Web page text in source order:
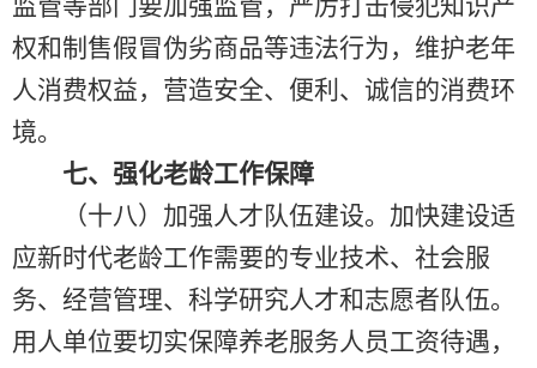
监管等部门要加强监管，严厉打击侵犯知识产
权和制售假冒伪劣商品等违法行为，维护老年
人消费权益，营造安全、便利、诚信的消费环
境。
七、强化老龄工作保障
（十八）加强人才队伍建设。加快建设适
应新时代老龄工作需要的专业技术、社会服
务、经营管理、科学研究人才和志愿者队伍。
用人单位要切实保障养老服务人员工资待遇，